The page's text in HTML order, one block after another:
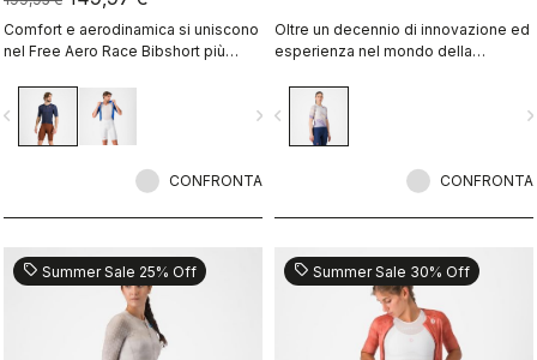
Comfort e aerodinamica si uniscono
nel Free Aero Race Bibshort più
realizzato.
navigate_next
CONFRONTA
Oltre un decennio di innovazione ed
esperienza nel mondo della
oggi è ancora più veloce.
navigate_before
CONFRONTA
sell Summer Sale 25% Off sell Summer Sale 30% Off